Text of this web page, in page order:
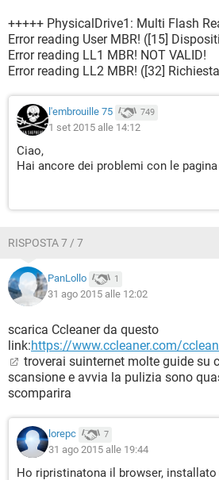
+++++ PhysicalDrive1: Multi Flash
Error reading User MBR! ([15]
Error reading LL1 MBR! NOT VALID!
Error reading LL2 MBR! ([32]
l'embrouille 75 749
1 set 2015 alle 14:12
Ciao,
Hai ancore dei problemi con le pagina
RISPOSTA 7 / 7
PanLollo 1
31 ago 2015 alle 12:02
scarica Ccleaner da questo
link:https://www.ccleaner.com/
troverai suinternet molte guide su
scansione e avvia la pulizia sono
scomparira
lorepc 7
31 ago 2015 alle 19:44
Ho ripristinatona il browser,